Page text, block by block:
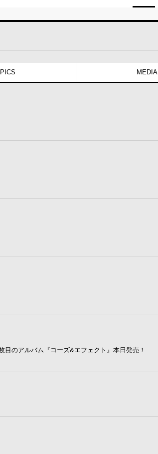
MEDIA
のアルバム『コーズ&エフェクト』本日発売！